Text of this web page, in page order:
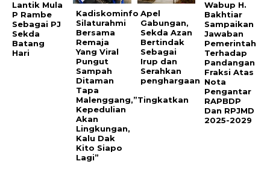
Lantik Mula
P Rambe
Sebagai PJ
Sekda
Batang
Hari
Kadiskominfo
Silaturahmi
Bersama
Remaja
Yang Viral
Pungut
Sampah
Ditaman
Tapa
Malenggang,”Tingkatkan
Kepedulian
Akan
Lingkungan,
Kalu Dak
Kito Siapo
Lagi”
Apel
Gabungan,
Sekda Azan
Bertindak
Sebagai
Irup dan
Serahkan
penghargaan
Wabup H.
Bakhtiar
Sampaikan
Jawaban
Pemerintah
Terhadap
Pandangan
Fraksi Atas
Nota
Pengantar
RAPBDP
Dan RPJMD
2025-2029